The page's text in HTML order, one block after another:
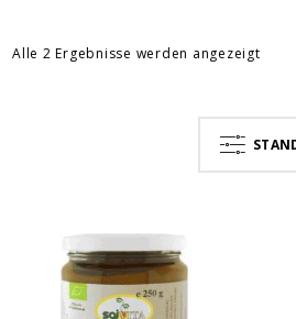
Alle 2 Ergebnisse werden angezeigt